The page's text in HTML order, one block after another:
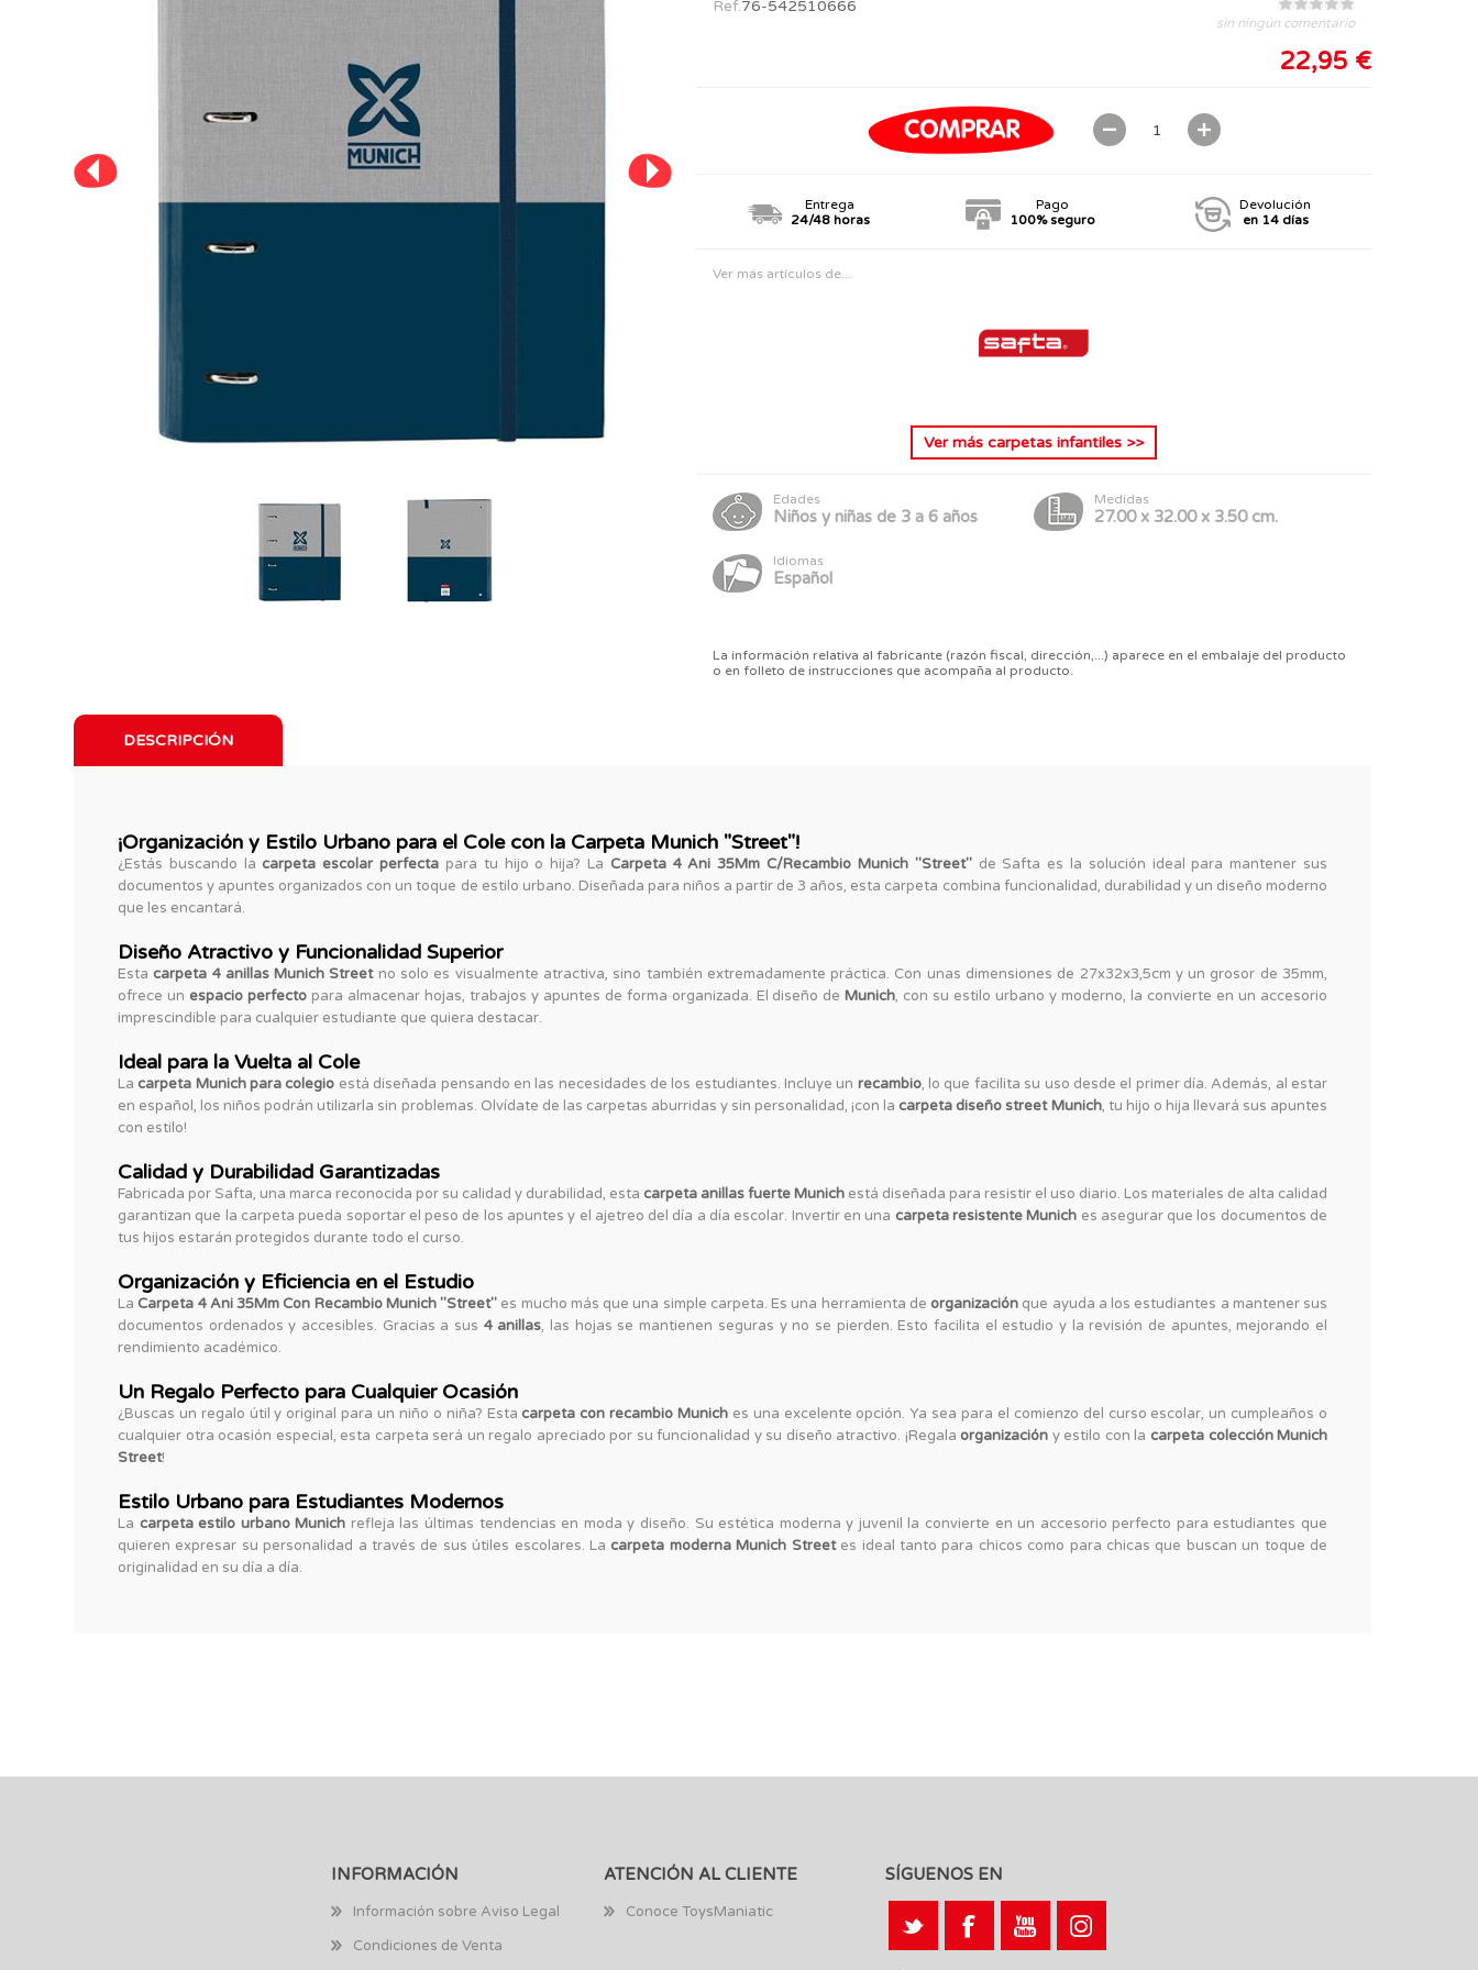
PERSONAJES
Ref.76-542510666
sin ningún comentario
22,95 €
Entrega
24/48 horas
Pago
100% seguro
Devolución
en 14 días
Ver más artículos de...
Ver máscarpetas infantiles >>
Edades
Niños y niñas de 3 a 6 años
Medidas
27.00 x 32.00 x 3.50 cm.
Idiomas
Español
La información relativa al fabricante (razón fiscal, dirección,...) aparece en el embalaje del producto
o en folleto de instrucciones que acompaña al producto.
DESCRIPCIÓN
¡Organización y Estilo Urbano para el Cole con la Carpeta Munich "Street"!
¿Estás buscando la carpeta escolar perfecta para tu hijo o hija? La Carpeta 4 Ani 35Mm C/Recambio Munich "Street"de Safta es la solución ideal para mantener sus
documentos y apuntes organizados con un toque de estilo urbano. Diseñada para niños a partir de 3 años, esta carpeta combina funcionalidad, durabilidad y un diseño moderno
que les encantará.
Diseño Atractivo y Funcionalidad Superior
Esta carpeta 4 anillas Munich Streetno solo es visualmente atractiva, sino también extremadamente práctica. Con unas dimensiones de 27x32x3,5cm y un grosor de 35mm,
ofrece un espacio perfectopara almacenar hojas, trabajos y apuntes de forma organizada. El diseño deMunich, con su estilo urbano y moderno, la convierte en un accesorio
imprescindible para cualquier estudiante que quiera destacar.
Ideal para la Vuelta al Cole
La carpeta Munich para colegio está diseñada pensando en las necesidades de los estudiantes. Incluye un recambio, lo que facilita su uso desde el primer día. Además, al estar
en español, los niños podrán utilizarla sin problemas. Olvídate de las carpetas aburridas y sin personalidad, ¡con la carpeta diseño street Munich, tu hijo o hija llevará sus apuntes
con estilo!
Calidad y Durabilidad Garantizadas
Fabricada por Safta, una marca reconocida por su calidad y durabilidad, esta carpeta anillas fuerte Munich está diseñada para resistir el uso diario. Los materiales de alta calidad
garantizan que la carpeta pueda soportar el peso de los apuntes y el ajetreo del día a día escolar. Invertir en una carpeta resistente Munich es asegurar que los documentos de
tus hijos estarán protegidos durante todo el curso.
Organización y Eficiencia en el Estudio
La Carpeta 4 Ani 35Mm Con Recambio Munich "Street" es mucho más que una simple carpeta. Es una herramienta de organización que ayuda a los estudiantes a mantener sus
documentos ordenados y accesibles. Gracias a sus 4 anillas, las hojas se mantienen seguras y no se pierden. Esto facilita el estudio y la revisión de apuntes, mejorando el
rendimiento académico.
Un Regalo Perfecto para Cualquier Ocasión
¿Buscas un regalo útil y original para un niño o niña? Esta carpeta con recambio Munich es una excelente opción. Ya sea para el comienzo del curso escolar, un cumpleaños o
cualquier otra ocasión especial, esta carpeta será un regalo apreciado por su funcionalidad y su diseño atractivo. ¡Regala organización y estilo con la carpeta colección Munich
Street!
Estilo Urbano para Estudiantes Modernos
La carpeta estilo urbano Munich refleja las últimas tendencias en moda y diseño. Su estética moderna y juvenil la convierte en un accesorio perfecto para estudiantes que
quieren expresar su personalidad a través de sus útiles escolares. La carpeta moderna Munich Streetes ideal tanto para chicos como para chicas que buscan un toque de
originalidad en su día a día.
INFORMACIÓN
Información sobre Aviso Legal
Condiciones de Venta
ATENCIÓN AL CLIENTE
Conoce ToysManiatic
SÍGUENOS EN